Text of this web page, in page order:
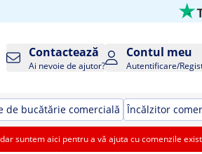
Contactează
Ai nevoie de ajutor?
Contul meu
Autentificare/
de bucătărie comercială Încălzitor
suntem aici pentru a vă ajuta cu comenzile